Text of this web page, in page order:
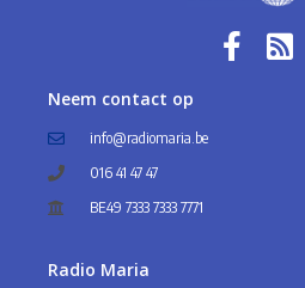
Neem contact op
info@radiomaria.be
016 41 47 47
BE49 7333 7333 7771
Radio Maria